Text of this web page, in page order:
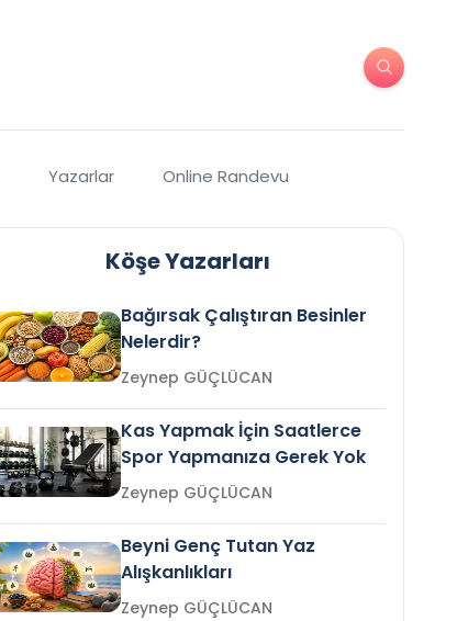
Yazarlar Online Randevu
Köşe Yazarları
Bağırsak Çalıştıran Besinler
Nelerdir?
Zeynep GÜÇLÜCAN
Kas Yapmak İçin Saatlerce
Spor Yapmanıza Gerek Yok
Zeynep GÜÇLÜCAN
Beyni Genç Tutan Yaz
Alışkanlıkları
Zeynep GÜÇLÜCAN